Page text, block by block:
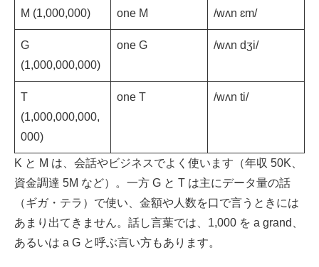
M (1,000,000) one M /wʌn ɛm/
G
(1,000,000,000)
one G /wʌn dʒi/
T
(1,000,000,000,
000)
one T /wʌn ti/
K と M は、会話やビジネスでよく使います（年収 50K、
資金調達 5M など）。一方 G と T は主にデータ量の話
（ギガ・テラ）で使い、金額や人数を口で言うときには
あまり出てきません。話し言葉では、1,000 を a grand、
あるいは a G と呼ぶ言い方もあります。